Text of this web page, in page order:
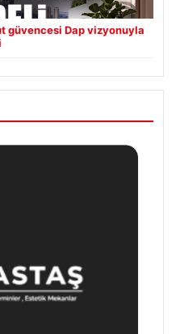
güvencesi Dap vizyonuyla